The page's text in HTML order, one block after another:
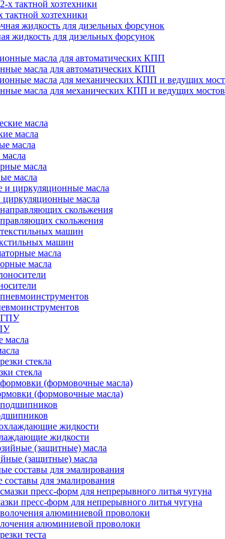
тактной хозтехники
жидкость для дизельных форсунок
масла для автоматических КПП
масла для механических КПП и ведущих мостов
масла
масла
масла
скольжения
машин
масла
стекла
(формовочные масла)
жидкости
(защитные) масла
для эмалирования
пресс-форм для непрерывного литья чугуна
алюминиевой проволоки